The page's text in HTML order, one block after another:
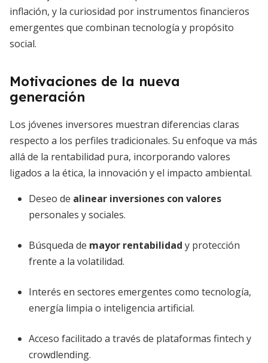
inflación, y la curiosidad por instrumentos financieros
emergentes que combinan tecnología y propósito
social.
Motivaciones de la nueva
generación
Los jóvenes inversores muestran diferencias claras
respecto a los perfiles tradicionales. Su enfoque va más
allá de la rentabilidad pura, incorporando valores
ligados a la ética, la innovación y el impacto ambiental.
Deseo de alinear inversiones con valores
personales y sociales.
Búsqueda de mayor rentabilidad y protección
frente a la volatilidad.
Interés en sectores emergentes como tecnología,
energía limpia o inteligencia artificial.
Acceso facilitado a través de plataformas fintech y
crowdlending.